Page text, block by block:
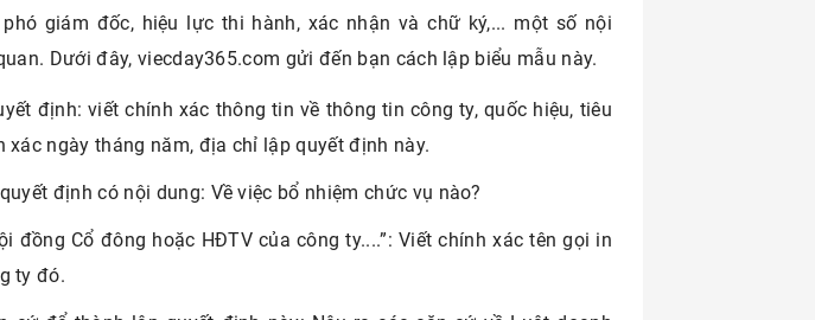
giám đốc, hiệu lực thi hành, xác nhận và chữ ký,... một số nội
Dưới đây, viecday365.com gửi đến bạn cách lập biểu mẫu này.
định: viết chính xác thông tin về thông tin công ty, quốc hiệu, tiêu
xác ngày tháng năm, địa chỉ lập quyết định này.
định có nội dung: Về việc bổ nhiệm chức vụ nào?
đồng Cổ đông hoặc HĐTV của công ty....”: Viết chính xác tên gọi in
ty đó.